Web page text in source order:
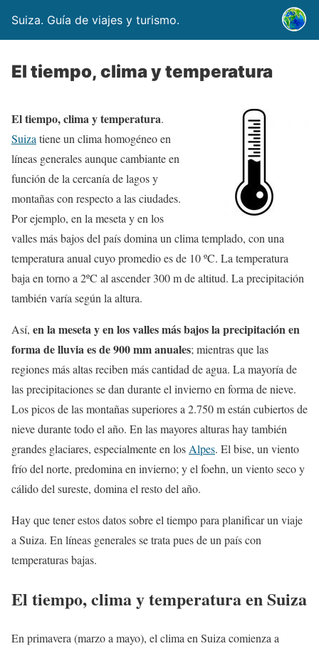
Suiza. Guía de viajes y turismo.
El tiempo, clima y temperatura
El tiempo, clima y temperatura.
Suiza tiene un clima homogéneo en
líneas generales aunque cambiante en
función de la cercanía de lagos y
montañas con respecto a las ciudades.
Por ejemplo, en la meseta y en los
valles más bajos del país domina un clima templado, con una
temperatura anual cuyo promedio es de 10 ºC. La temperatura
baja en torno a 2ºC al ascender 300 m de altitud. La precipitación
también varía según la altura.
Así, en la meseta y en los valles más bajos la precipitación en
forma de lluvia es de 900 mm anuales; mientras que las
regiones más altas reciben más cantidad de agua. La mayoría de
las precipitaciones se dan durante el invierno en forma de nieve.
Los picos de las montañas superiores a 2.750 m están cubiertos de
nieve durante todo el año. En las mayores alturas hay también
grandes glaciares, especialmente en los Alpes. El bise, un viento
frío del norte, predomina en invierno; y el foehn, un viento seco y
cálido del sureste, domina el resto del año.
Hay que tener estos datos sobre el tiempo para planificar un viaje
a Suiza. En líneas generales se trata pues de un país con
temperaturas bajas.
El tiempo, clima y temperatura en Suiza
En primavera (marzo a mayo), el clima en Suiza comienza a